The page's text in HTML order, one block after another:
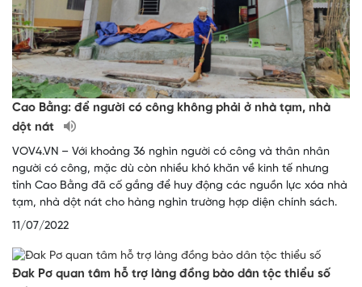
Cao Bằng: để người có công không phải ở nhà tạm, nhà
dột nát
VOV4.VN – Với khoảng 36 nghìn người có công và thân nhân
người có công, mặc dù còn nhiều khó khăn về kinh tế nhưng
tỉnh Cao Bằng đã cố gắng để huy động các nguồn lực xóa nhà
tạm, nhà dột nát cho hàng nghìn trường hợp diện chính sách.
11/07/2022
Đak Pơ quan tâm hỗ trợ làng đồng bào dân tộc thiểu số